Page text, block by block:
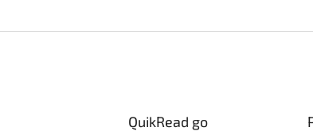
QuikRead go